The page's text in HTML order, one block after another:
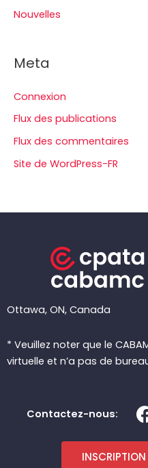
Nouvelles
Meta
Connexion
Flux des publications
Flux des commentaires
Site de WordPress-FR
Ottawa, ON, Canada
* Veuillez noter que le
virtuelle et n’a pas de
Contactez-nous:
INSCRIPTION